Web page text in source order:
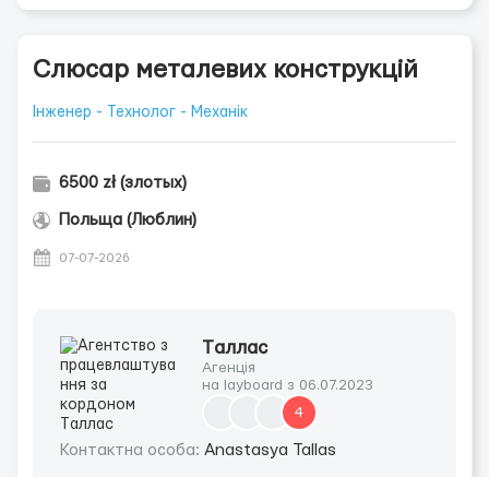
Слюсар металевих конструкцій
Інженер - Технолог - Механік
6500 zł (злотых)
Польща (Люблин)
07-07-2026
Tаллас
Агенція
на layboard з 06.07.2023
4
Контактна особа: Anastasya Tallas